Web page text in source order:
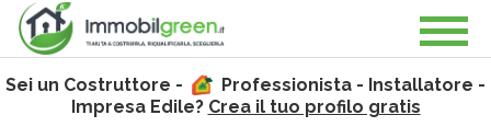
Sei un Costruttore -
Professionista - Installatore -
Impresa Edile? Crea il tuo profilo gratis